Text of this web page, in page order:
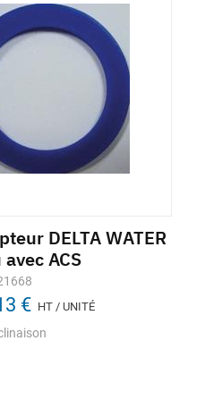
DELTA WATER
ACS
€ HT / UNITÉ